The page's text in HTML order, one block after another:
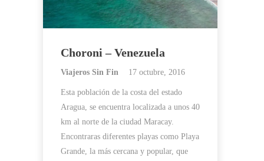
Choroni – Venezuela
Viajeros Sin Fin 17 octubre, 2016
Esta población de la costa del estado
Aragua, se encuentra localizada a unos 40
km al norte de la ciudad Maracay.
Encontraras diferentes playas como Playa
Grande, la más cercana y popular, que